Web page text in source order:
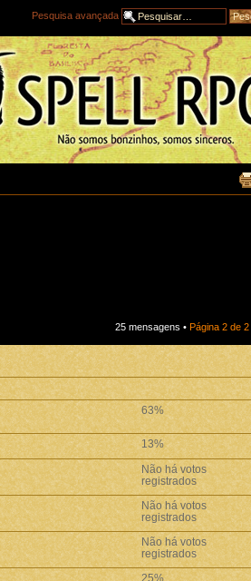
Pesquisa avançada
25 mensagens • Página 2 de 2
63%
13%
Não há votos
registrados
Não há votos
registrados
Não há votos
registrados
25%